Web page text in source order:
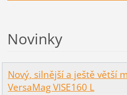
Novinky
Nový, silnější a ještě větší
VersaMag VISE160 L